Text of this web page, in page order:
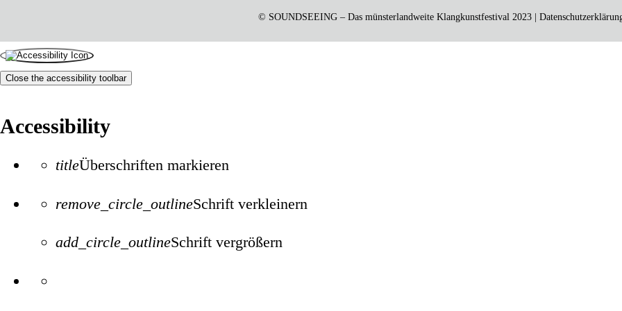
© SOUNDSEEING – Das münsterlandweite Klangkunstfestival 2023 |
Close the accessibility toolbar
Accessibility
titleÜberschriften markieren
remove_circle_outlineSchrift verkleinern
add_circle_outlineSchrift vergrößern